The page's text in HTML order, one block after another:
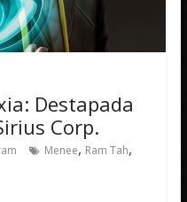
Destapada
Corp.
Menee, Ram Tah,